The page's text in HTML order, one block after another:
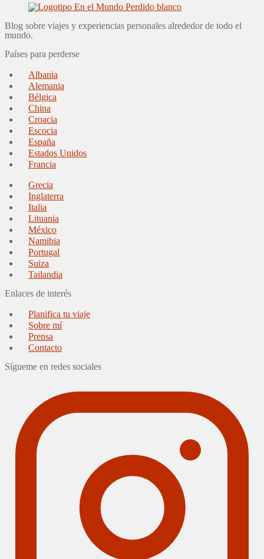
Blog sobre viajes y experiencias personales alrededor de todo el
mundo.
Países para perderse
Albania
Alemania
Bélgica
China
Croacia
Escocia
España
Estados Unidos
Francia
Grecia
Inglaterra
Italia
Lituania
México
Namibia
Portugal
Suiza
Tailandia
Enlaces de interés
Planifica tu viaje
Sobre mí
Prensa
Contacto
Sígueme en redes sociales